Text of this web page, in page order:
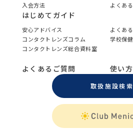
入会方法
よくあ
はじめてガイド
安心アドバイス
よくあ
コンタクトレンズコラム
学校保
コンタクトレンズ総合資料室
よくあるご質問 使い
取扱施設検索